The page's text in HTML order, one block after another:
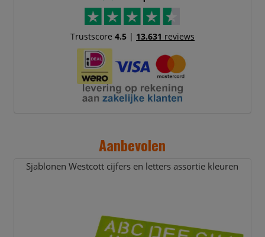
Trustscore 4.5| 13.631 reviews
Aanbevolen
Sjablonen Westcott cijfers en letters assortie kleuren